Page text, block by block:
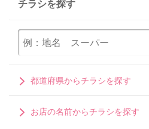
チラシを探す
都道府県からチラシを探す
お店の名前からチラシを探す